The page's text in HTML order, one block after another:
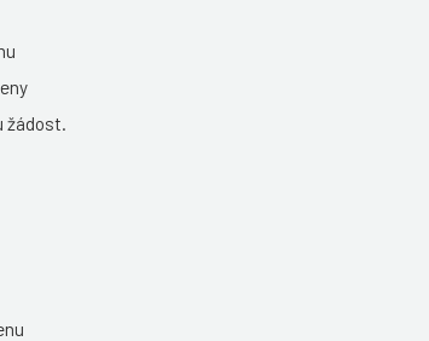
žádost.